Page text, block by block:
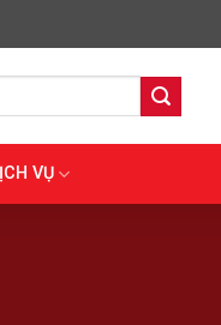
VỤ